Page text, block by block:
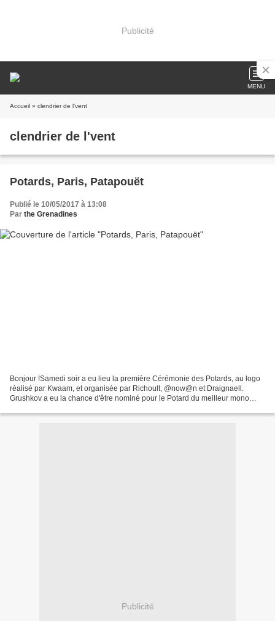
Publicité
MENU
Accueil » clendrier de l'vent
clendrier de l'vent
Potards, Paris, Patapouët
Publié le 10/05/2017 à 13:08
Par the Grenadines
Bonjour !Samedi soir a eu lieu la première Cérémonie des Potards, au logo
réalisé par Kwaam, et organisée par Richoult, @now@n et Draignaell.
Grushkov a eu la chance d'être nominé pour le Potard du meilleur mono
Publicité